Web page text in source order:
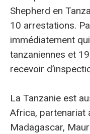
Shepherd en
10 arrestations.
immédiatement
tanzaniennes et
recevoir
La Tanzanie est
Africa, partenariat
Madagascar,